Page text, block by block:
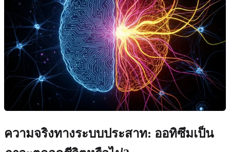
ความจริงทางระบบประสาท: ออทิซึมเป็น